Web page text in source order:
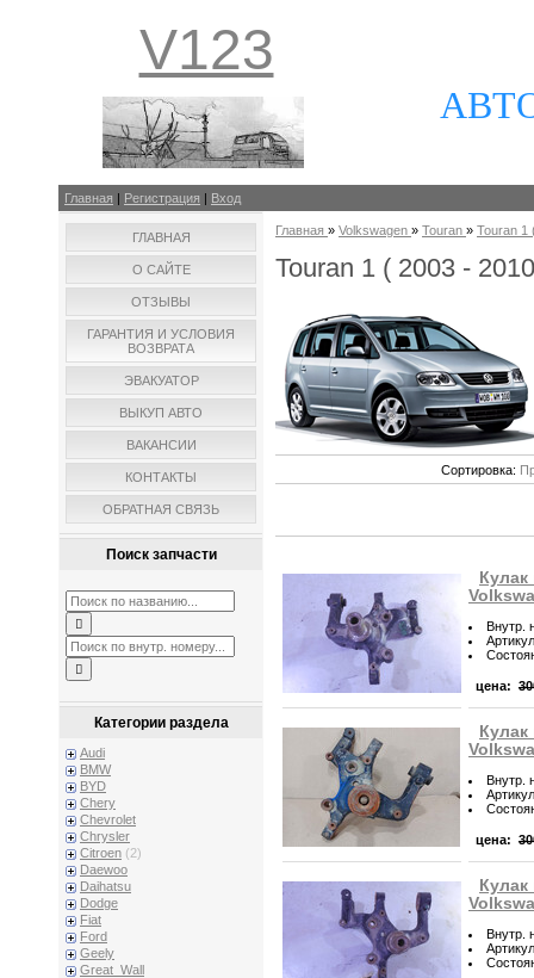
V123
Главная | Регистрация | Вход
ГЛАВНАЯ
О САЙТЕ
ОТЗЫВЫ
ГАРАНТИЯ И УСЛОВИЯ
ВОЗВРАТА
ЭВАКУАТОР
ВЫКУП АВТО
ВАКАНСИИ
КОНТАКТЫ
ОБРАТНАЯ СВЯЗЬ
Поиск запчасти
Категории раздела
Audi
BMW
BYD
Chery
Chevrolet
Chrysler
Citroen (2)
Daewoo
Daihatsu
Dodge
Fiat
Ford
Geely
Great_Wall
Главная » Volkswagen » Touran » Touran 1
Touran 1 ( 2003 -
Сортировка:
Внутр.
Артикул
цена:
Внутр.
Артикул
цена:
Внутр.
Артикул